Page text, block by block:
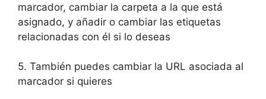
marcador, cambiar la carpeta a la que está
asignado, y añadir o cambiar las etiquetas
relacionadas con él si lo deseas
5. También puedes cambiar la URL asociada al
marcador si quieres